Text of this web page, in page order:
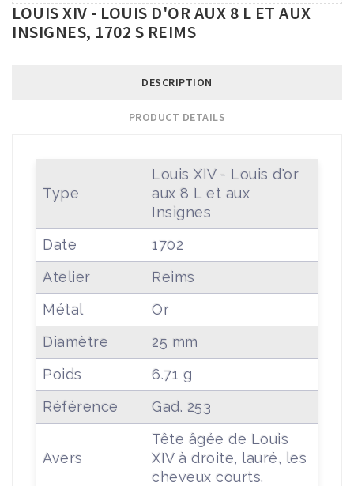
LOUIS XIV - LOUIS D'OR AUX 8 L ET AUX
INSIGNES, 1702 S REIMS
DESCRIPTION
PRODUCT DETAILS
Type
Louis XIV - Louis d'or
aux 8 L et aux
Insignes
Date
1702
Atelier
Reims
Métal
Or
Diamètre
25 mm
Poids
6.71 g
Référence
Gad. 253
Avers
Tête âgée de Louis
XIV à droite, lauré, les
cheveux courts.